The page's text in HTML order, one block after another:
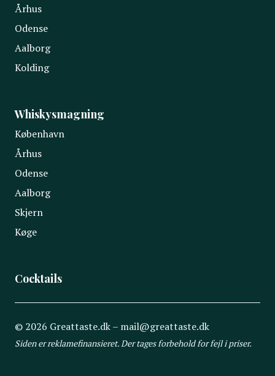
Århus
Odense
Aalborg
Kolding
Whiskysmagning
København
Århus
Odense
Aalborg
Skjern
Køge
Cocktails
© 2026 Greattaste.dk – mail@greattaste.dk
Siden er reklamefinansieret. Der tages forbehold for fejl i priser.